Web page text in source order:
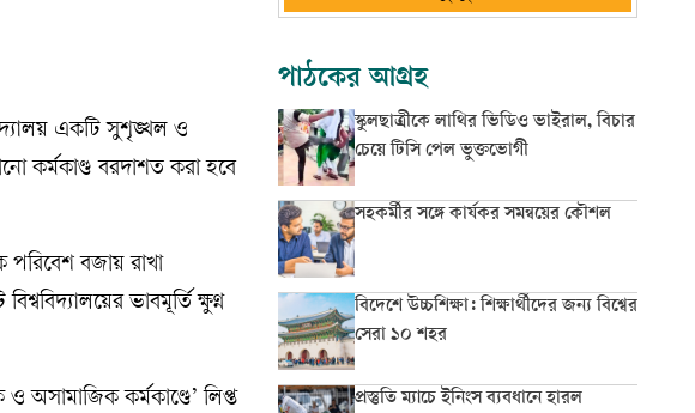
একটি সুশৃঙ্খল ও
কর্মকাণ্ড বরদাশত করা হবে
পরিবেশ বজায় রাখা
ভাবমূর্তি ক্ষুণ্ন
অসামাজিক কর্মকাণ্ডে’ লিপ্ত
পাঠকের আগ্রহ
স্কুলছাত্রীকে লাথির ভিডিও ভাইরাল, বিচার
চেয়ে টিসি পেল ভুক্তভোগী
সহকর্মীর সঙ্গে কার্যকর সমন্বয়ের কৌশল
বিদেশে উচ্চশিক্ষা: শিক্ষার্থীদের জন্য বিশ্বের
সেরা ১০ শহর
প্রস্তুতি ম্যাচে ইনিংস ব্যবধানে হারল